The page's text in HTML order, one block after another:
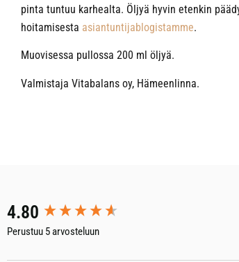
pinta tuntuu karhealta. Öljyä hyvin etenkin
hoitamisesta asiantuntijablogistamme.
Muovisessa pullossa 200 ml öljyä.
Valmistaja Vitabalans oy, Hämeenlinna.
4.80
Perustuu 5 arvosteluun
New content loaded